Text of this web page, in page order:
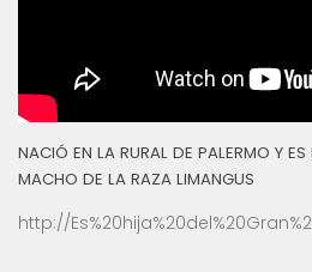
NACIÓ EN LA RURAL DE PALERMO Y
MACHO DE LA RAZA LIMANGUS
http://